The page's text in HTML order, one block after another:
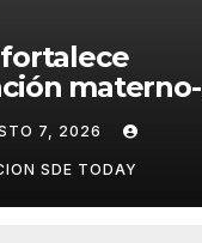
fortalece
materno-
y neonatal
y
en la Red
7, 2026
SDE TODAY